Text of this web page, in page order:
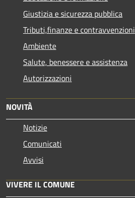
Giustizia e sicurezza pubblica
Tributi,finanze e contravvenzioni
Ambiente
Salute, benessere e assistenza
Autorizzazioni
NOVITÀ
Notizie
Comunicati
Avvisi
VIVERE IL COMUNE